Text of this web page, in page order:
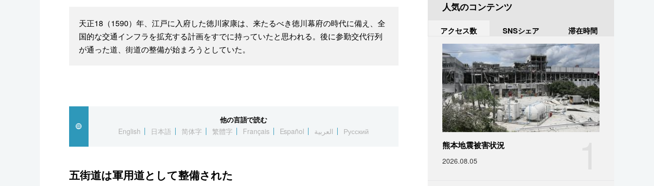
天正18（1590）年、江戸に入府した徳川家康は、来たるべき徳川幕府の時代に備え、全
国的な交通インフラを拡充する計画をすでに持っていたと思われる。後に参勤交代行列
が通った道、街道の整備が始まろうとしていた。
他の言語で読む
English
日本語 简体字 繁體字 Français Español العربية Русский
五街道は軍用道として整備された
人気のコンテンツ
アクセス数 SNSシェア 滞在時間
熊本地震被害状況
2026.08.05